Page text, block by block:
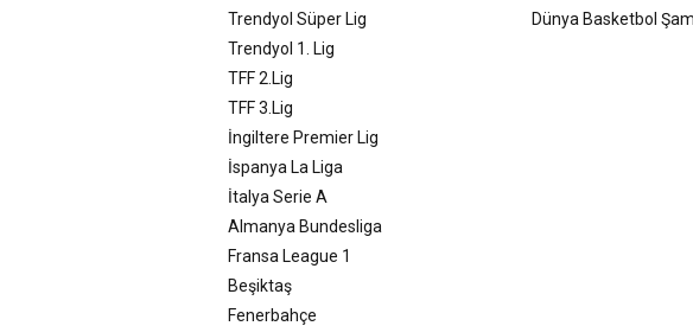
Trendyol Süper Lig
Trendyol 1. Lig
TFF 2.Lig
TFF 3.Lig
İngiltere Premier Lig
İspanya La Liga
İtalya Serie A
Almanya Bundesliga
Fransa League 1
Beşiktaş
Fenerbahçe
Dünya Basketbol